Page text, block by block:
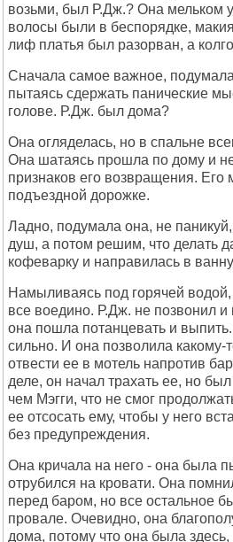
возьми, был Р.Дж.? Она мельком
волосы были в беспорядке,
лиф платья был разорван, а
Сначала самое важное,
пытаясь сдержать панические
голове. Р.Дж. был дома?
Она огляделась, но в спальне
Она шатаясь прошла по дому и
признаков его возвращения.
подъездной дорожке.
Ладно, подумала она, не
душ, а потом решим, что делать
кофеварку и направилась в
Намыливаясь под горячей
все воедино. Р.Дж. не позвонил
она пошла потанцевать и
сильно. И она позволила
отвести ее в мотель напротив
деле, он начал трахать ее, но
чем Мэгги, что не смог
ее отсосать ему, чтобы у него
без предупреждения.
Она кричала на него - она была
отрубился на кровати. Она
перед баром, но все остальное
провале. Очевидно, она
дома, потому что она была